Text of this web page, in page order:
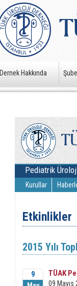
Dernek Hakkında
Pediatrik
Kurullar
Etkinlikler
2015 Yılı
9
TÜAK
09 Mayıs